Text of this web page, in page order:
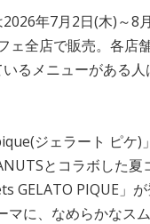
年7月2日(木)～8
ェ全店で販売。各店
るメニューがある
ジェラート ピケ)
とコラボした夏
GELATO PIQUE」
マに、なめらかなス